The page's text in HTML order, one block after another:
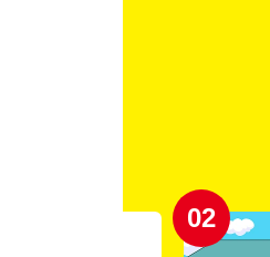
02